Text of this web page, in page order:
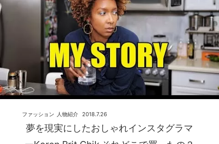
夢を現実にしたおしゃれインスタグラマ
2018.7.26
ファッション 人物紹介